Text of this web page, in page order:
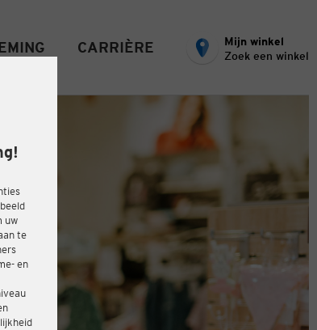
uw
te
en
CARRIÈRE
Mijn winkel
Zoek een winkel